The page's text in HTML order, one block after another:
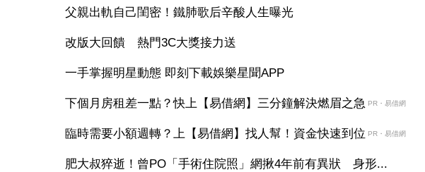
父親出軌自己閨密！鐵肺歌后辛酸人生曝光
改版大回饋 熱門3C大獎接力送
一手掌握明星動態 即刻下載娛樂星聞APP
下個月房租差一點？快上【易借網】三分鐘解決燃眉之急 PR・易借網
臨時需要小額週轉？上【易借網】找人幫！資金快速到位 PR・易借網
肥大叔猝逝！曾PO「手術住院照」網揪4年前有異狀 身形...